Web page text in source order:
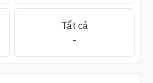
Tất cả
-